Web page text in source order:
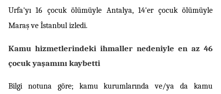
Urfa'yı 16 çocuk ölümüyle Antalya, 14'er çocuk ölümüyle
Maraş ve İstanbul izledi.
Kamu hizmetlerindeki ihmaller nedeniyle en az 46
çocuk yaşamını kaybetti
Bilgi notuna göre; kamu kurumlarında ve/ya da kamu